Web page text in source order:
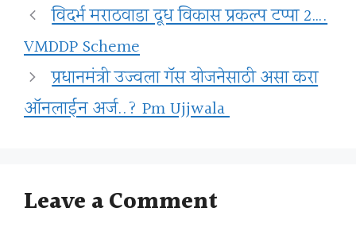
विदर्भ मराठवाडा दूध विकास प्रकल्प टप्पा 2….
VMDDP Scheme
प्रधानमंत्री उज्वला गॅस योजनेसाठी असा करा
ऑनलाईन अर्ज..? Pm Ujjwala
Leave a Comment